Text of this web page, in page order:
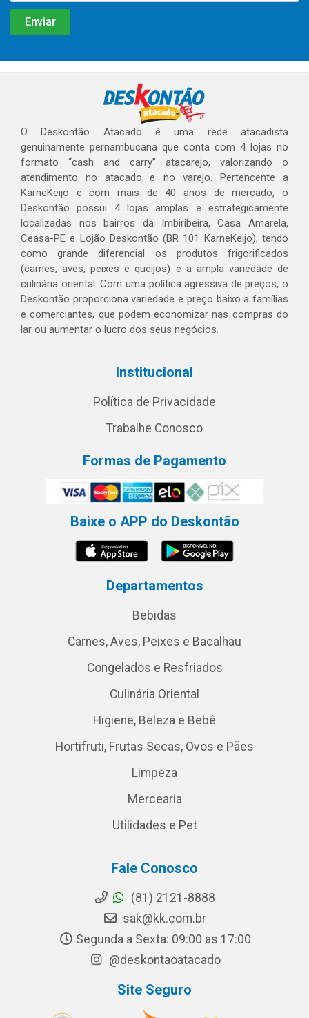
O Deskontão Atacado é uma rede atacadista
genuinamente pernambucana que conta com 4 lojas no
formato “cash and carry” atacarejo, valorizando o
atendimento no atacado e no varejo. Pertencente a
KarneKeijo e com mais de 40 anos de mercado, o
Deskontão possui 4 lojas amplas e estrategicamente
localizadas nos bairros da Imbiribeira, Casa Amarela,
Ceasa-PE e Lojão Deskontão (BR 101 KarneKeijo), tendo
como grande diferencial os produtos frigorificados
(carnes, aves, peixes e queijos) e a ampla variedade de
culinária oriental. Com uma política agressiva de preços, o
Deskontão proporciona variedade e preço baixo a famílias
e comerciantes, que podem economizar nas compras do
lar ou aumentar o lucro dos seus negócios.
Institucional
Política de Privacidade
Trabalhe Conosco
Formas de Pagamento
Baixe o APP do Deskontão
Departamentos
Bebidas
Carnes, Aves, Peixes e Bacalhau
Congelados e Resfriados
Culinária Oriental
Higiene, Beleza e Bebê
Hortifruti, Frutas Secas, Ovos e Pães
Limpeza
Mercearia
Utilidades e Pet
Fale Conosco
(81) 2121-8888
sak@kk.com.br
Segunda a Sexta: 09:00 as 17:00
@deskontaoatacado
Site Seguro